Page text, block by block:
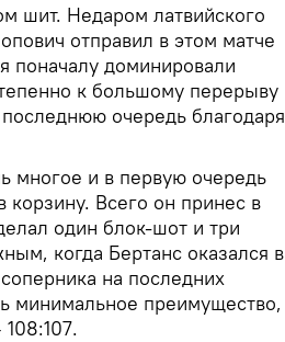
шит. Недаром латвийского
отправил в этом матче
поначалу доминировали
к большому перерыву
очередь благодаря
многое и в первую очередь
Всего он принес в
один блок-шот и три
когда Бертанс оказался в
на последних
минимальное преимущество,